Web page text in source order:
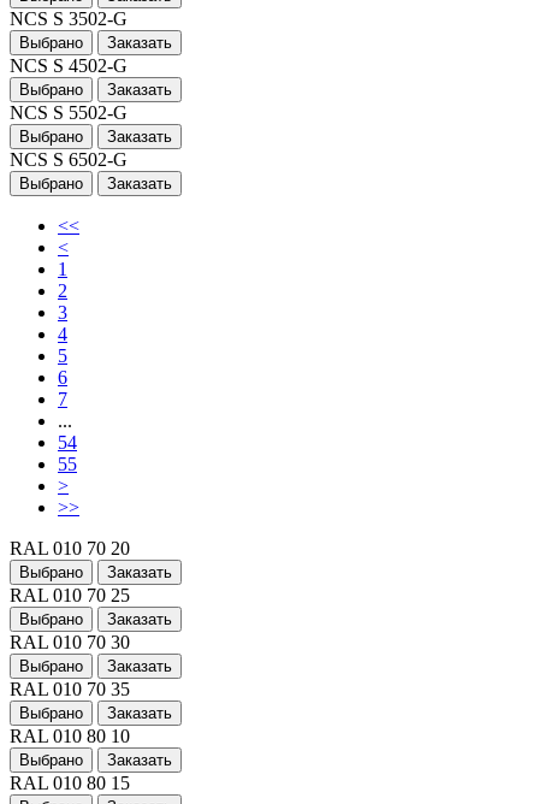
NCS S 3502-G
Выбрано Заказать
NCS S 4502-G
Выбрано Заказать
NCS S 5502-G
Выбрано Заказать
NCS S 6502-G
Выбрано Заказать
<<
<
1
2
3
4
5
6
7
...
54
55
>
>>
RAL 010 70 20
Выбрано Заказать
RAL 010 70 25
Выбрано Заказать
RAL 010 70 30
Выбрано Заказать
RAL 010 70 35
Выбрано Заказать
RAL 010 80 10
Выбрано Заказать
RAL 010 80 15